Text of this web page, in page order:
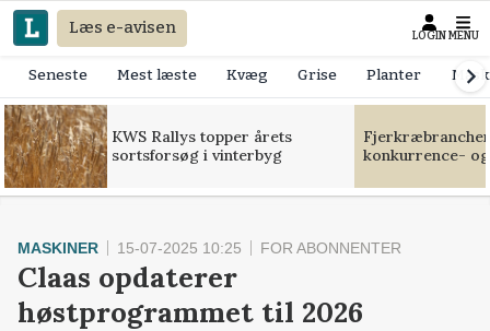
Læs e-avisen LOGIN MENU
Seneste Mest læste Kvæg Grise Planter
KWS Rallys topper årets
sortsforsøg i vinterbyg
konkurrence-
MASKINER 15-07-2025 10:25 FOR ABONNENTER
Claas opdaterer
høstprogrammet til 2026